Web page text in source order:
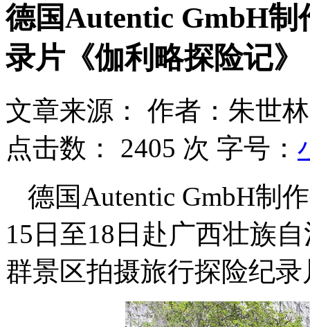
德国Autentic GmbH
录片《伽利略探险记》
文章来源：
作者：朱世林
点击数： 2405 次 字号：
德国Autentic GmbH制
15日至18日赴广西壮族
群景区拍摄旅行探险纪